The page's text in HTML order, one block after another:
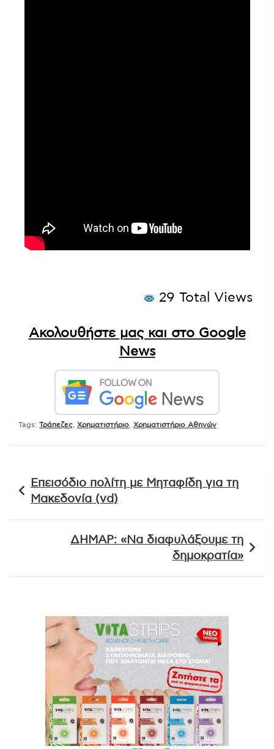
29 Total Views
Ακολουθήστε μας και στο Google
News
Tags: Τράπεζες Χρηματιστήριο Χρηματιστήριο Αθηνών
άρθρων
Επεισόδιο πολίτη με Μηταφίδη για τη
Μακεδονία (vd)
ΔΗΜΑΡ: «Να διαφυλάξουμε τη
δημοκρατία»